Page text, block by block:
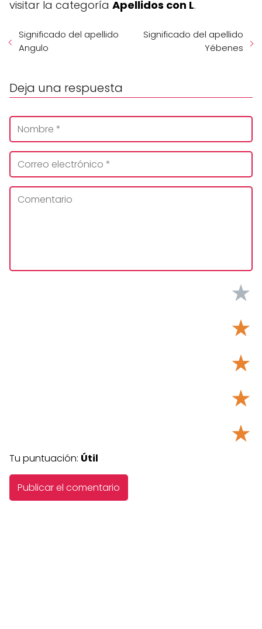
visitar la categoría Apellidos con L.
Significado del apellido
Angulo
Significado del apellido
Yébenes
Deja una respuesta
★
★
★
★
★
Tu puntuación: Útil